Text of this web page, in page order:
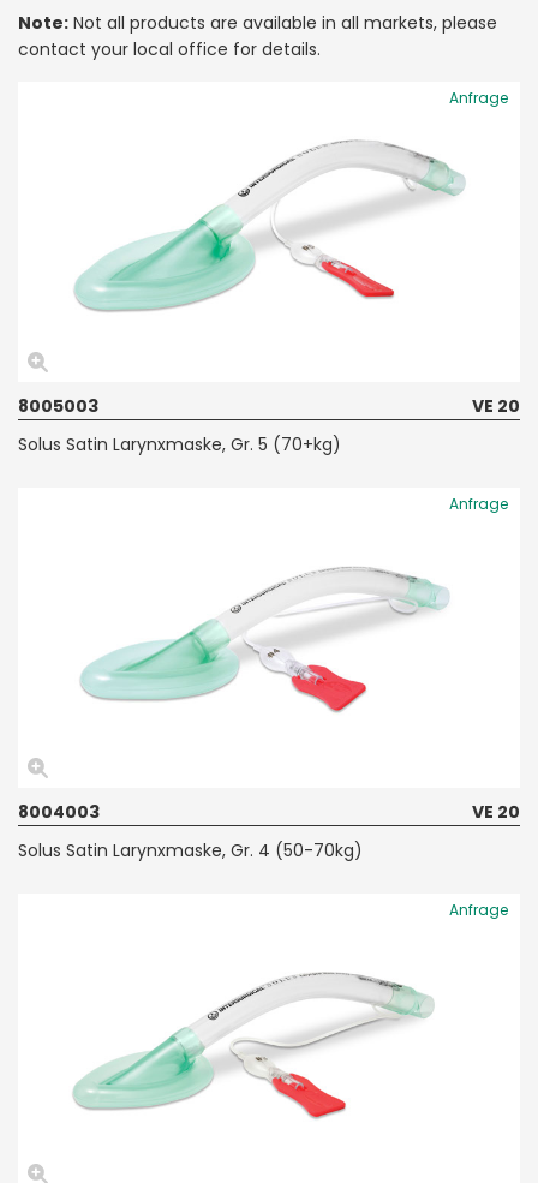
Note: Not all products are available in all markets, please
contact your local office for details.
Anfrage
8005003
VE 20
Solus Satin Larynxmaske, Gr. 5 (70+kg)
Anfrage
8004003
VE 20
Solus Satin Larynxmaske, Gr. 4 (50-70kg)
Anfrage